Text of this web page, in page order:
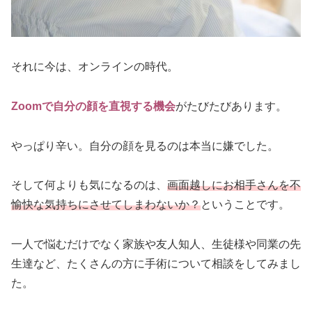
それに今は、オンラインの時代。
Zoomで自分の顔を直視する機会がたびたびあります。
やっぱり辛い。自分の顔を見るのは本当に嫌でした。
そして何よりも気になるのは、 画面越しにお相手さんを不
愉快な気持ちにさせてしまわないか？ということです。
一人で悩むだけでなく家族や友人知人、生徒様や同業の先
生達など、たくさんの方に手術について相談をしてみまし
た。